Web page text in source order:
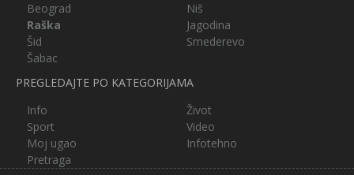
Beograd
Niš
Raška
Jagodina
Šid
Smederevo
Šabac
PREGLEDAJTE PO KATEGORIJAMA
Info
Život
Sport
Video
Moj ugao
Infotehno
Pretraga